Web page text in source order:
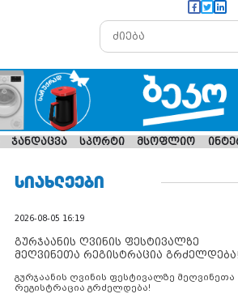
ჯანდაცვა სპორტი მსოფლიო
ᲡᲘᲐᲮᲚᲔᲔᲑᲘ
2026-08-05 16:19
გურჯაანის ღვინის ფესტივალზე
მეღვინეთა რეგისტრაცია გრძელდება!
გურჯაანის ღვინის ფესტივალზე მეღვინეთა
რეგისტრაცია გრძელდება!